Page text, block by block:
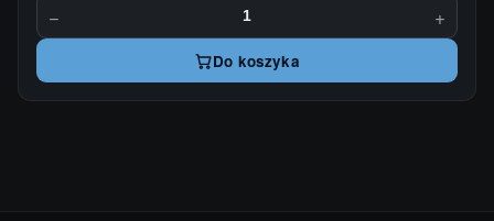
− +
Do koszyka